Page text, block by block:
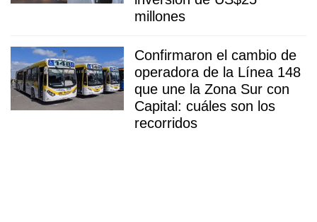
millones
Confirmaron el cambio de
operadora de la Línea 148
que une la Zona Sur con
Capital: cuáles son los
recorridos